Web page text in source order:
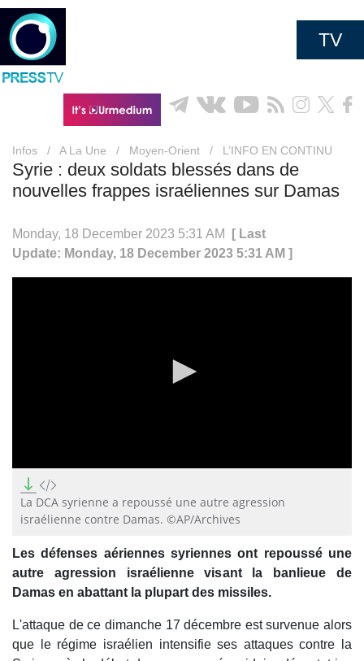
TV
Infos / A La Une / Moyen-Orient / L’INFO EN CONTINU
Syrie : deux soldats blessés dans de
nouvelles frappes israéliennes sur Damas
Monday, 18 December 2023 5:31 AM
[ Last
Update: Monday, 18 December 2023 5:31 AM ]
seconds
of
seconds
La DCA syrienne a repoussé une autre agression
israélienne contre Damas. ©AP/Archives
Les défenses aériennes syriennes ont repoussé une
autre agression israélienne visant la banlieue de
Damas en abattant la plupart des missiles.
L'attaque de ce dimanche 17 décembre est survenue alors
que le régime israélien intensifie ses attaques contre la